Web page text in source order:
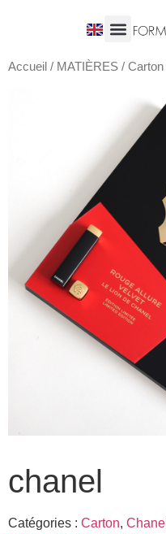
Accueil / MATIÈRES / Carton
chanel
Catégories : Carton, Chanel